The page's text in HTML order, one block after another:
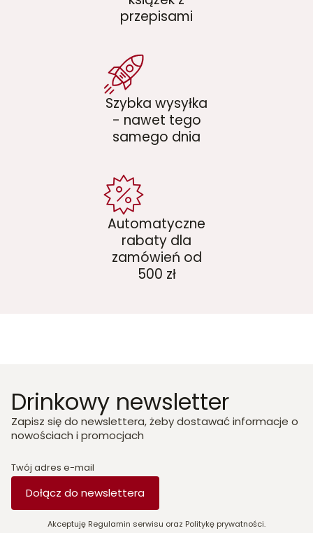
przepisami
Szybka wysyłka
- nawet tego
samego dnia
Automatyczne
rabaty dla
zamówień od
500 zł
Drinkowy newsletter
Zapisz się do newslettera, żeby dostawać informacje o
nowościach i promocjach
Twój adres e-mail
Dołącz do newslettera
Akceptuję Regulamin serwisu oraz Politykę prywatności.